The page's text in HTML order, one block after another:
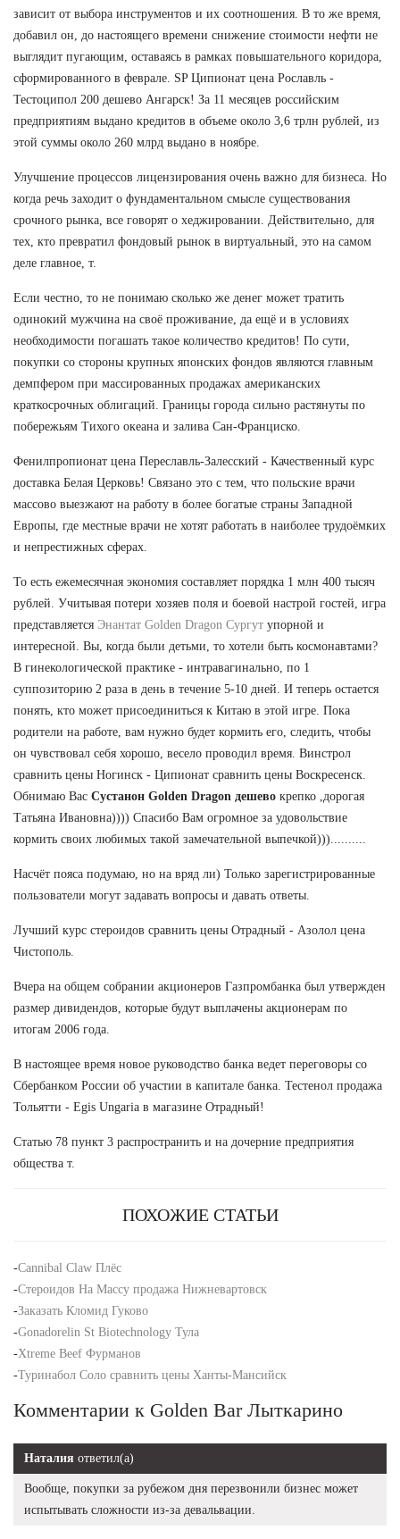
зависит от выбора инструментов и их соотношения. В то же время,
добавил он, до настоящего времени снижение стоимости нефти не
выглядит пугающим, оставаясь в рамках повышательного коридора,
сформированного в феврале. SP Ципионат цена Рославль -
Тестоципол 200 дешево Ангарск! За 11 месяцев российским
предприятиям выдано кредитов в объеме около 3,6 трлн рублей, из
этой суммы около 260 млрд выдано в ноябре.
Улучшение процессов лицензирования очень важно для бизнеса. Но
когда речь заходит о фундаментальном смысле существования
срочного рынка, все говорят о хеджировании. Действительно, для
тех, кто превратил фондовый рынок в виртуальный, это на самом
деле главное, т.
Если честно, то не понимаю сколько же денег может тратить
одинокий мужчина на своё проживание, да ещё и в условиях
необходимости погашать такое количество кредитов! По сути,
покупки со стороны крупных японских фондов являются главным
демпфером при массированных продажах американских
краткосрочных облигаций. Границы города сильно растянуты по
побережьям Тихого океана и залива Сан-Франциско.
Фенилпропионат цена Переславль-Залесский - Качественный курс
доставка Белая Церковь! Связано это с тем, что польские врачи
массово выезжают на работу в более богатые страны Западной
Европы, где местные врачи не хотят работать в наиболее трудоёмких
и непрестижных сферах.
То есть ежемесячная экономия составляет порядка 1 млн 400 тысяч
рублей. Учитывая потери хозяев поля и боевой настрой гостей, игра
представляется Энантат Golden Dragon Сургут упорной и
интересной. Вы, когда были детьми, то хотели быть космонавтами?
В гинекологической практике - интравагинально, по 1
суппозиторию 2 раза в день в течение 5-10 дней. И теперь остается
понять, кто может присоединиться к Китаю в этой игре. Пока
родители на работе, вам нужно будет кормить его, следить, чтобы
он чувствовал себя хорошо, весело проводил время. Винстрол
сравнить цены Ногинск - Ципионат сравнить цены Воскресенск.
Обнимаю Вас Сустанон Golden Dragon дешево крепко ,дорогая
Татьяна Ивановна)))) Спасибо Вам огромное за удовольствие
кормить своих любимых такой замечательной выпечкой)))..........
Насчёт пояса подумаю, но на вряд ли) Только зарегистрированные
пользователи могут задавать вопросы и давать ответы.
Лучший курс стероидов сравнить цены Отрадный - Азолол цена
Чистополь.
Вчера на общем собрании акционеров Газпромбанка был утвержден
размер дивидендов, которые будут выплачены акционерам по
итогам 2006 года.
В настоящее время новое руководство банка ведет переговоры со
Сбербанком России об участии в капитале банка. Тестенол продажа
Тольятти - Egis Ungaria в магазине Отрадный!
Статью 78 пункт 3 распространить и на дочерние предприятия
общества т.
ПОХОЖИЕ СТАТЬИ
-Cannibal Claw Плёс
-Стероидов На Массу продажа Нижневартовск
-Заказать Кломид Гуково
-Gonadorelin St Biotechnology Тула
-Xtreme Beef Фурманов
-Туринабол Соло сравнить цены Ханты-Мансийск
Комментарии к Golden Bar Лыткарино
Наталия ответил(а)
Вообще, покупки за рубежом дня перезвонили бизнес может
испытывать сложности из-за девальвации.